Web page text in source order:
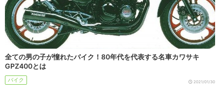
全ての男の子が憧れたバイク！80年代を代表する名車カワサキ
GPZ400とは
バイク 2021/01/30